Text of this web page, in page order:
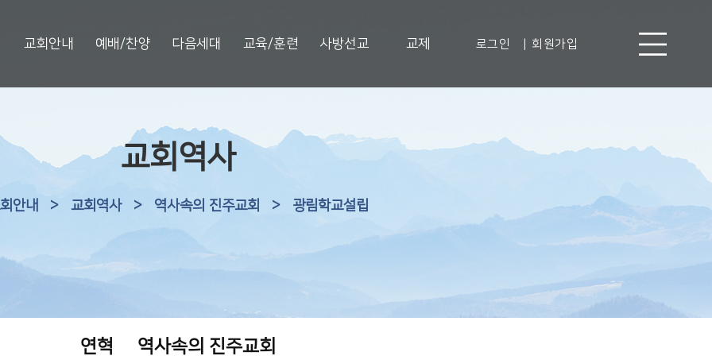
교회안내 예배/찬양 다음세대 교육/훈련 사방선교 교제 로그인 회원가입
교회역사
안내 > 교회역사 > 역사속의 진주교회 > 광림학교설립
연혁 역사속의 진주교회